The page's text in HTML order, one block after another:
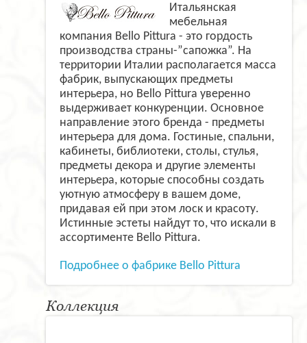
Итальянская
мебельная
компания Bello Pittura - это гордость
производства страны-”сапожка”. На
территории Италии располагается масса
фабрик, выпускающих предметы
интерьера, но Bello Pittura уверенно
выдерживает конкуренции. Основное
направление этого бренда - предметы
интерьера для дома. Гостиные, спальни,
кабинеты, библиотеки, столы, стулья,
предметы декора и другие элементы
интерьера, которые способны создать
уютную атмосферу в вашем доме,
придавая ей при этом лоск и красоту.
Истинные эстеты найдут то, что искали в
ассортименте Bello Pittura.
Подробнее о фабрике Bello Pittura
Коллекция